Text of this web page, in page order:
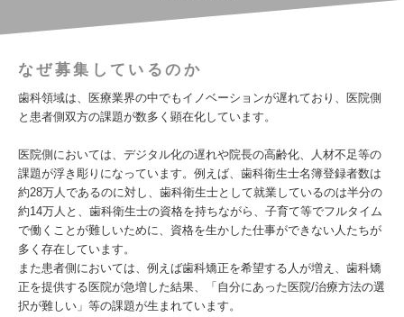
なぜ募集しているのか
歯科領域は、医療業界の中でもイノベーションが遅れており、医院側
と患者側双方の課題が数多く顕在化しています。
医院側においては、デジタル化の遅れや院長の高齢化、人材不足等の
課題が浮き彫りになっています。例えば、歯科衛生士名簿登録者数は
約28万人であるのに対し、歯科衛生士として就業しているのは半分の
約14万人と、歯科衛生士の資格を持ちながら、子育て等でフルタイム
で働くことが難しいために、資格を生かした仕事ができない人たちが
多く存在しています。
また患者側においては、例えば歯科矯正を希望する人が増え、歯科矯
正を提供する医院が急増した結果、「自分にあった医院/治療方法の選
択が難しい」等の課題が生まれています。